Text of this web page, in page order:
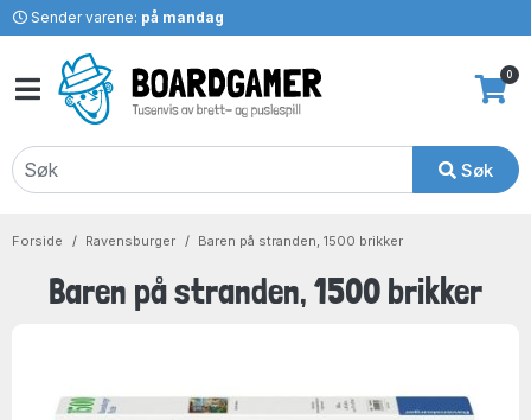
Sender varene: på mandag
Søk
0
Forside Ravensburger Baren på stranden, 1500 brikker
Baren på stranden, 1500 brikker